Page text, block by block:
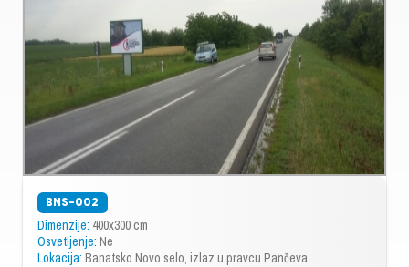
BNS-002
Dimenzije: 400x300 cm
Osvetljenje: Ne
Lokacija: Banatsko Novo selo, izlaz u pravcu Pančeva